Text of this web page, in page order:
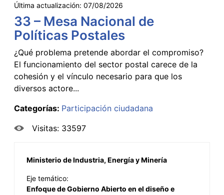
Última actualización: 07/08/2026
33 – Mesa Nacional de
Políticas Postales
¿Qué problema pretende abordar el compromiso?
El funcionamiento del sector postal carece de la
cohesión y el vínculo necesario para que los
diversos actore...
Categorías: Participación ciudadana
Visitas: 33597
Ministerio de Industria, Energía y Minería
Eje temático:
Enfoque de Gobierno Abierto en el diseño e